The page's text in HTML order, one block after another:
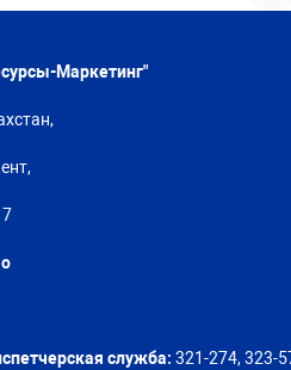
Маркетинг"
служба: 321-274, 323-